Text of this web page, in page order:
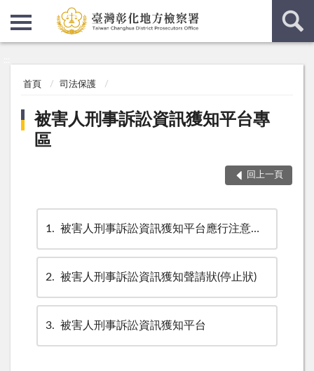
首頁 司法保護
被害人刑事訴訟資訊獲知平台專
區
回上一頁
1 被害人刑事訴訟資訊獲知平台應行注意事項
2 被害人刑事訴訟資訊獲知聲請狀(停止狀)
3 被害人刑事訴訟資訊獲知平台